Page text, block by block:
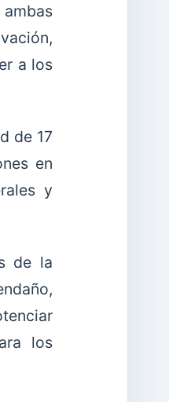
a los
de 17
en
y
de la
los